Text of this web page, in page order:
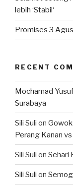
lebih ‘Stabil‘
Promises 3
RECENT
Mochamad Yusuf
Surabaya
Sili Suli on
Perang Kanan vs
Sili Suli on Sehari
Sili Suli on